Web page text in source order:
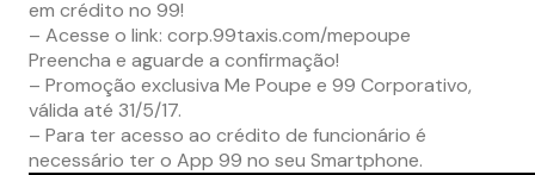
em crédito no 99!
– Acesse o link: corp.99taxis.com/mepoupe
Preencha e aguarde a confirmação!
– Promoção exclusiva Me Poupe e 99 Corporativo,
válida até 31/5/17.
– Para ter acesso ao crédito de funcionário é
necessário ter o App 99 no seu Smartphone.